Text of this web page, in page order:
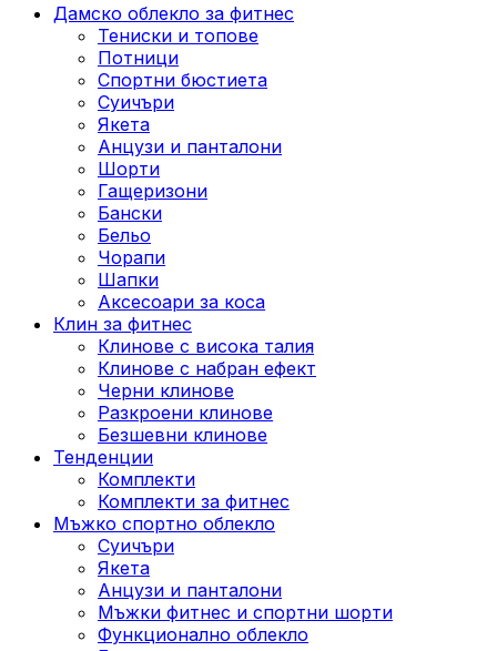
Дамско облекло за фитнес
Тениски и топове
Потници
Спортни бюстиета
Суичъри
Якета
Aнцузи и панталони
Шорти
Гащеризони
Бански
Бельо
Чорапи
Шапки
Аксесоари за коса
Клин за фитнес
Клинове с висока талия
Клинове с набран ефект
Черни клинове
Разкроени клинове
Безшевни клинове
Тенденции
Комплекти
Комплекти за фитнес
Мъжко спортно облекло
Суичъри
Якета
Aнцузи и панталони
Mъжки фитнес и спортни шорти
Функционално облекло